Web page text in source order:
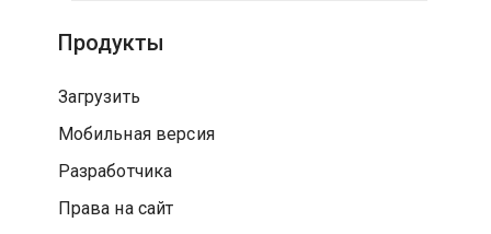
Продукты
Загрузить
Мобильная версия
Разработчика
Права на сайт